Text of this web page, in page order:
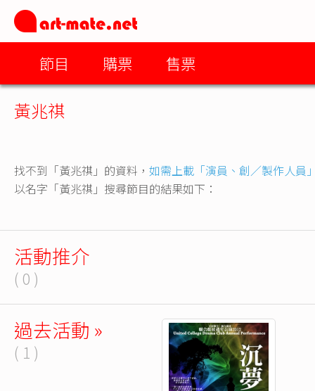
節目 購票 售票
黃兆祺
找不到「黃兆祺」的資料， 如需上載「演員、創／製作人員
以名字「黃兆祺」搜尋節目的結果如下：
活動推介
( 0 )
過去活動 »
( 1 )